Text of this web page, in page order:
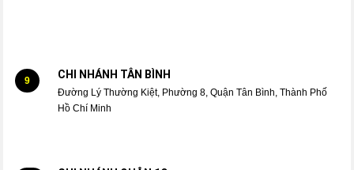
9 CHI NHÁNH TÂN BÌNH
Đường Lý Thường Kiệt, Phường 8, Quận Tân Bình, Thành Phố
Hồ Chí Minh